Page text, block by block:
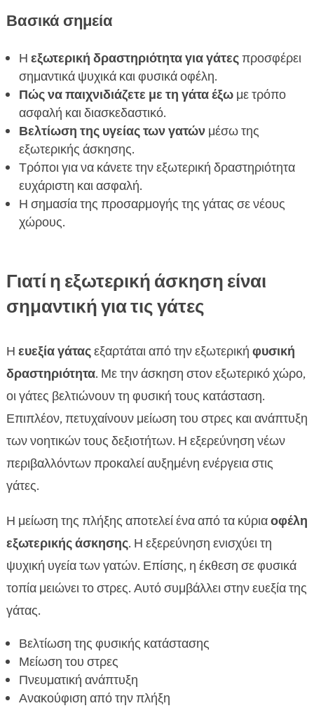
πιο ασφαλή
Διατροφικές ανάγκες των γάτων κατά την
εξωτερική δραστηριότητα
 CricksyCat: Διατροφή και καλή υγεία για τη
γάτα σας
 FAQ
Βασικά σημεία
Η εξωτερική δραστηριότητα για γάτεςπροσφέρει
σημαντικά ψυχικά και φυσικά οφέλη.
Πώς να παιχνιδιάζετε με τη γάτα έξωμε τρόπο
ασφαλή και διασκεδαστικό.
Βελτίωση της υγείας των γατώνμέσω της
εξωτερικής άσκησης.
Τρόποι για να κάνετε την εξωτερική δραστηριότητα
ευχάριστη και ασφαλή.
Η σημασία της προσαρμογής της γάτας σε νέους
χώρους.
Γιατί η εξωτερική άσκηση είναι
σημαντική για τις γάτες
Η ευεξία γάταςεξαρτάται από την εξωτερική φυσική
δραστηριότητα. Με την άσκηση στον εξωτερικό χώρο,
οι γάτες βελτιώνουν τη φυσική τους κατάσταση.
Επιπλέον, πετυχαίνουν μείωση του στρες και ανάπτυξη
των νοητικών τους δεξιοτήτων. Η εξερεύνηση νέων
περιβαλλόντων προκαλεί αυξημένη ενέργεια στις
γάτες.
Η μείωση της πλήξης αποτελεί ένα από τα κύριαοφέλη
εξωτερικής άσκησης. Η εξερεύνηση ενισχύει τη
ψυχική υγεία των γατών. Επίσης, η έκθεση σε φυσικά
τοπία μειώνει το στρες. Αυτό συμβάλλει στην ευεξία της
γάτας.
Βελτίωση της φυσικής κατάστασης
Μείωση του στρες
Πνευματική ανάπτυξη
Ανακούφιση από την πλήξη